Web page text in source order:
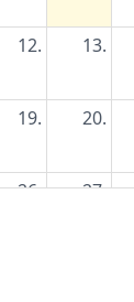
12. 13.
19. 20.
26. 27.